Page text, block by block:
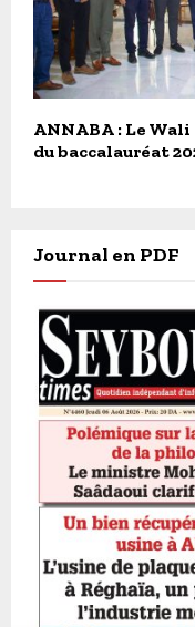
ANNABA : Le
du baccalauréat
Journal en PDF